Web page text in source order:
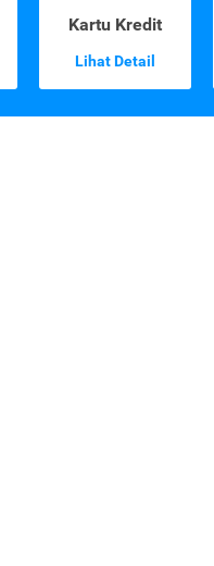
Kartu Kredit
Lihat Detail